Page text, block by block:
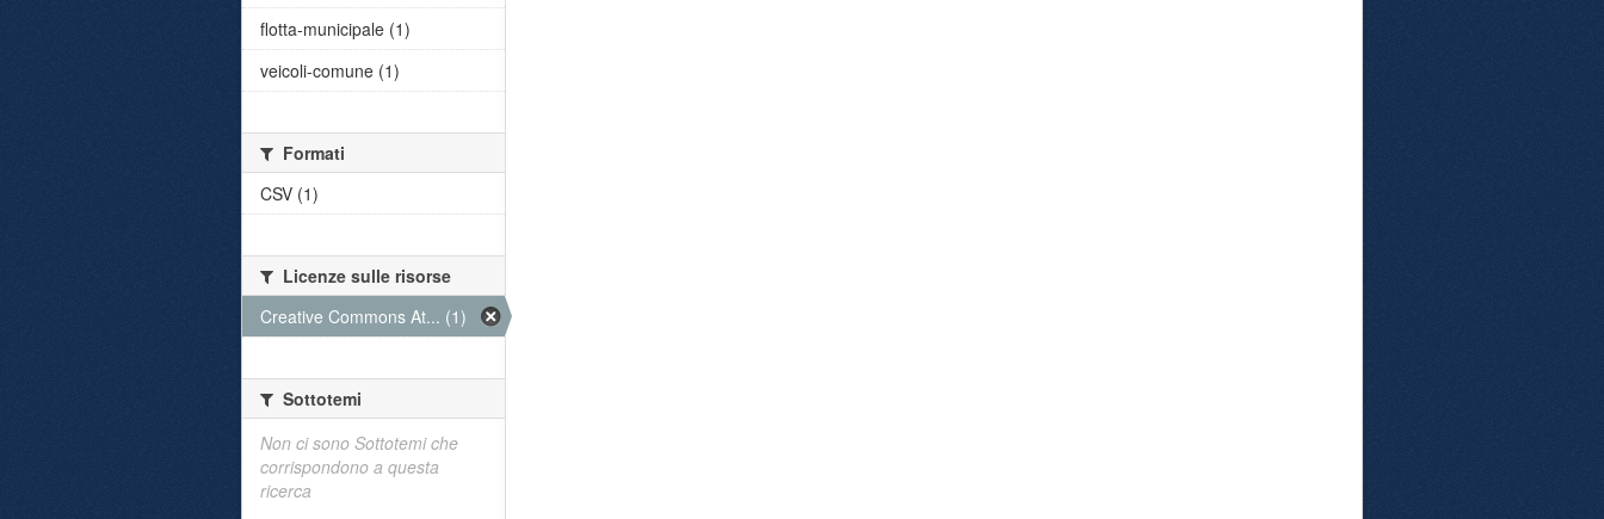
flotta-municipale (1)
veicoli-comune (1)
Formati
CSV (1)
Licenze sulle risorse
Creative Commons At... (1)
Sottotemi
Non ci sono Sottotemi che
corrispondono a questa
ricerca